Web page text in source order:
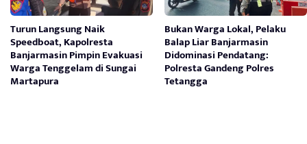
Turun Langsung Naik
Speedboat, Kapolresta
Banjarmasin Pimpin Evakuasi
Warga Tenggelam di Sungai
Martapura
Bukan Warga Lokal, Pelaku
Balap Liar Banjarmasin
Didominasi Pendatang:
Polresta Gandeng Polres
Tetangga